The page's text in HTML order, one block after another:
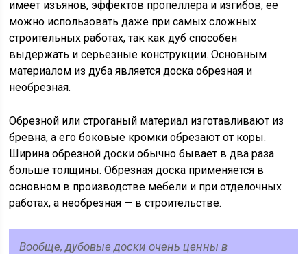
имеет изъянов, эффектов пропеллера и изгибов, ее
можно использовать даже при самых сложных
строительных работах, так как дуб способен
выдержать и серьезные конструкции. Основным
материалом из дуба является доска обрезная и
необрезная.
Обрезной или строганый материал изготавливают из
бревна, а его боковые кромки обрезают от коры.
Ширина обрезной доски обычно бывает в два раза
больше толщины. Обрезная доска применяется в
основном в производстве мебели и при отделочных
работах, а необрезная — в строительстве.
Вообще, дубовые доски очень ценны в